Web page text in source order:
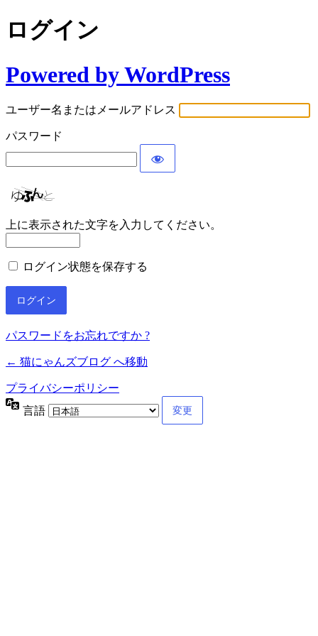
ログイン
Powered by WordPress
ユーザー名またはメールアドレス
パスワード
上に表示された文字を入力してください。
ログイン状態を保存する
パスワードをお忘れですか ?
← 猫にゃんズブログ へ移動
プライバシーポリシー
言語